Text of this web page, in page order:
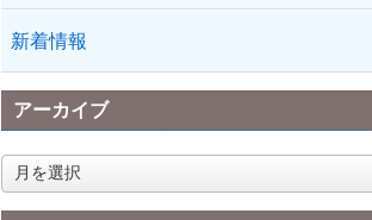
新着情報
アーカイブ
ア
ー
カ